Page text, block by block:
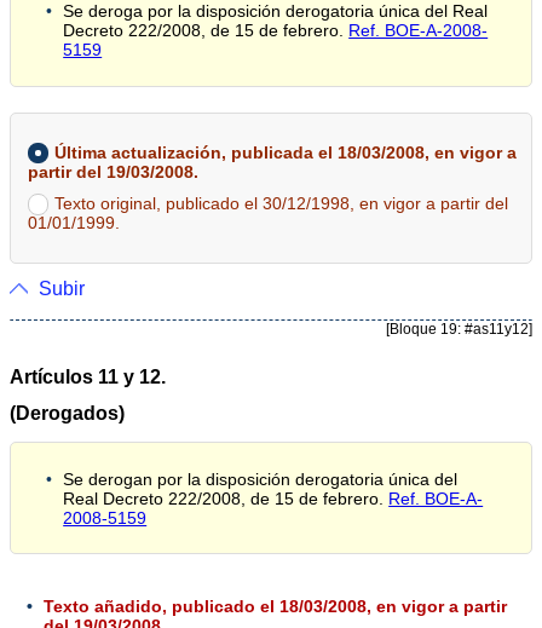
Se deroga por la disposición derogatoria única del Real
Decreto 222/2008, de 15 de febrero. Ref. BOE-A-2008-
5159
Última actualización, publicada el 18/03/2008, en vigor a
partir del 19/03/2008.
Texto original, publicado el 30/12/1998, en vigor a partir del
01/01/1999.
Subir
[Bloque 19: #as11y12]
Artículos 11 y 12.
(Derogados)
Se derogan por la disposición derogatoria única del
Real Decreto 222/2008, de 15 de febrero. Ref. BOE-A-
2008-5159
Texto añadido, publicado el 18/03/2008, en vigor a partir